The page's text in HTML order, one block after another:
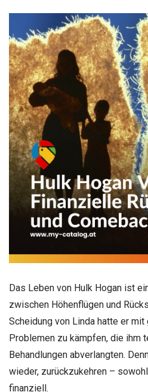
Das Leben von Hulk Hogan ist
zwischen Höhenflügen und
Scheidung von Linda hatte er
Problemen zu kämpfen, die ihm
Behandlungen abverlangten.
wieder, zurückzukehren –
finanziell.